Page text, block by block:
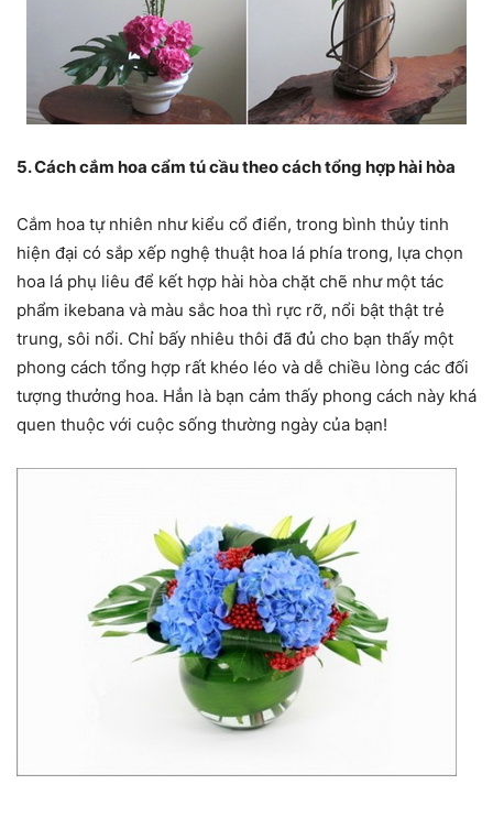
5. Cách cắm hoa cẩm tú cầu theo cách tổng hợp hài hòa
Cắm hoa tự nhiên như kiểu cổ điển, trong bình thủy tinh
hiện đại có sắp xếp nghệ thuật hoa lá phía trong, lựa chọn
hoa lá phụ liêu để kết hợp hài hòa chặt chẽ như một tác
phẩm ikebana và màu sắc hoa thì rực rỡ, nổi bật thật trẻ
trung, sôi nổi. Chỉ bấy nhiêu thôi đã đủ cho bạn thấy một
phong cách tổng hợp rất khéo léo và dễ chiều lòng các đối
tượng thưởng hoa. Hẳn là bạn cảm thấy phong cách này khá
quen thuộc với cuộc sống thường ngày của bạn!